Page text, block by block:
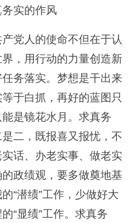
实的作风
党人的使命不但在于认
，用行动的力量创造新
务落实。梦想是干出来
于白抓，再好的蓝图只
是镜花水月。求真务
二，既报喜又报忧，不
话、办老实事、做老实
政绩观，要多做奠地基
“潜绩”工作，少做好大
“显绩”工作。求真务